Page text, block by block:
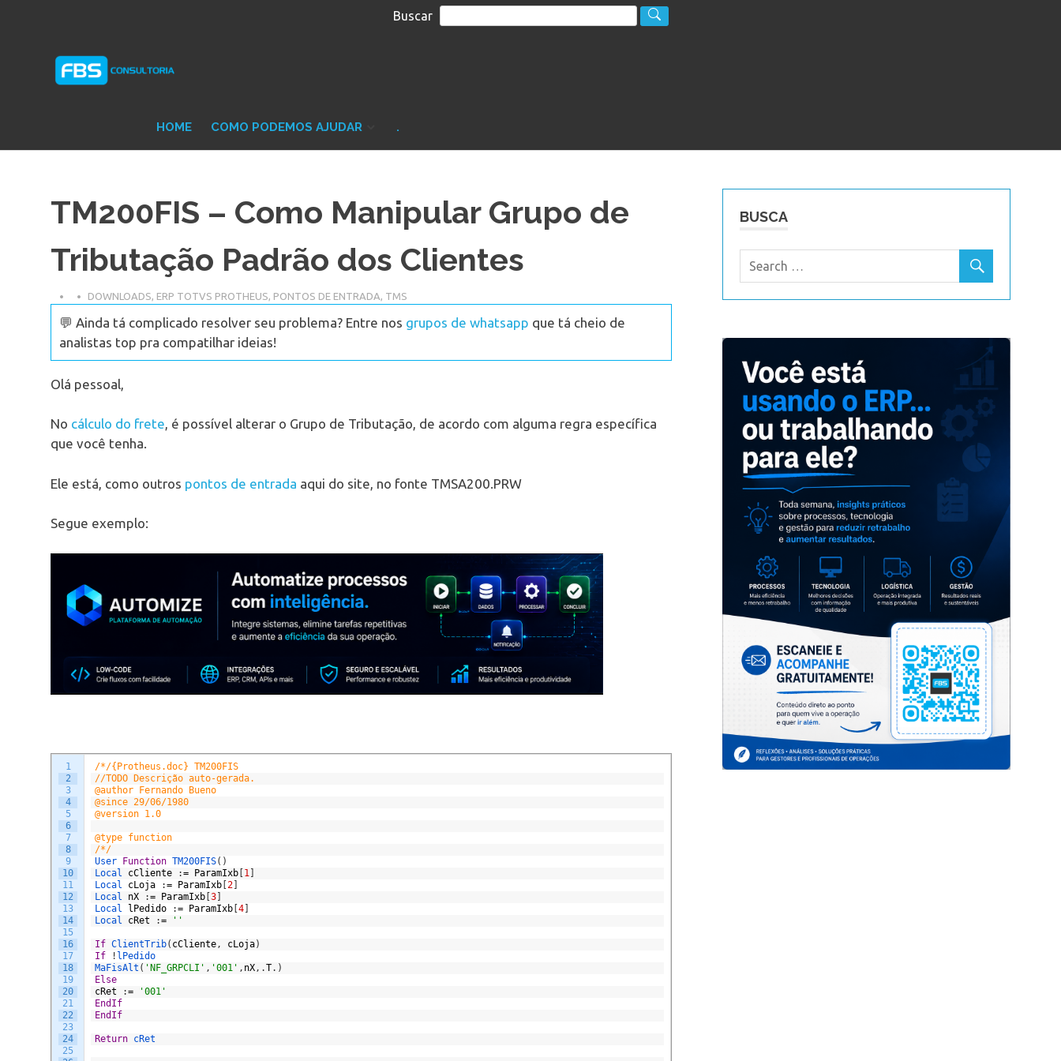
Buscar
Protheus
TOTVS
HOME COMO PODEMOS AJUDAR .
TM200FIS – Como Manipular Grupo de
Tributação Padrão dos Clientes
DOWNLOADS ERP TOTVS PROTHEUS PONTOS DE ENTRADA TMS
💬 Ainda tá complicado resolver seu problema? Entre nos grupos de whatsapp que tá cheio de
analistas top pra compatilhar ideias!
Olá pessoal,
No cálculo do frete, é possível alterar o Grupo de Tributação, de acordo com alguma regra específica
que você tenha.
Ele está, como outros pontos de entrada aqui do site, no fonte TMSA200.PRW
Segue exemplo:
1
2
3
4
5
6
7
8
9
10
11
12
13
14
15
16
17
18
19
20
21
22
23
24
25
/*/{Protheus.doc} TM200FIS
//TODO Descrição auto-gerada.
@author Fernando Bueno
@since 29/06/1980
@version 1.0
@type function
/*/
User Function TM200FIS( )
Local cCliente := ParamIxb [1 ]
Local cLoja := ParamIxb [2]
Local nX := ParamIxb [3]
Local lPedido := ParamIxb [4]
Local cRet := ''
If ClientTrib( cCliente , cLoja)
If
! lPedido
MaFisAlt ( 'NF_GRPCLI' , '001' , nX , .T. )
Else
cRet
:=
'001'
EndIf
EndIf
Return cRet
BUSCA